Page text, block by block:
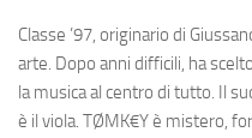
Classe ’97, originario di
arte. Dopo anni difficili, ha
la musica al centro di tutto. Il
è il viola. TØMK€Y è mistero,